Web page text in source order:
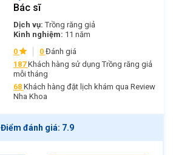
Bác sĩ
Dịch vụ:Trồng răng giả
Kinh nghiệm: 11 năm
0
0 Đánh giá
187Khách hàng sử dụng Trồng răng giả
mỗi tháng
68 Khách hàng đặt lịch khám qua Review
Nha Khoa
Điểm đánh giá: 7.9